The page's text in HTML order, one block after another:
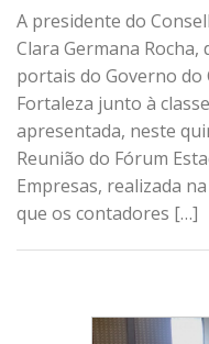
A presidente do
Clara Germana
portais do Governo do
Fortaleza junto à
apresentada, neste
Reunião do Fórum
Empresas, realizada
que os contadores […]